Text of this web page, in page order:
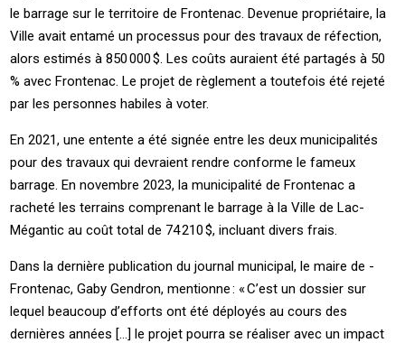
le barrage sur le territoire de ­Frontenac. Devenue propriétaire, la
­Ville avait entamé un processus pour des travaux de réfection,
alors estimés à 850 000 $. Les coûts auraient été partagés à 50
% avec ­Frontenac. Le projet de règlement a toutefois été rejeté
par les personnes habiles à voter.
En 2021, une entente a été signée entre les deux municipalités
pour des travaux qui devraient rendre conforme le fameux
barrage. En novembre 2023, la municipalité de ­Frontenac a
racheté les terrains comprenant le barrage à la ­Ville de ­Lac-
Mégantic au coût total de 74 210 $, incluant divers frais.
Dans la dernière publication du journal municipal, le maire de ­
Frontenac, ­Gaby ­Gendron, mentionne : « C’est un dossier sur
lequel beaucoup d’efforts ont été déployés au cours des
dernières années […] le projet pourra se réaliser avec un impact